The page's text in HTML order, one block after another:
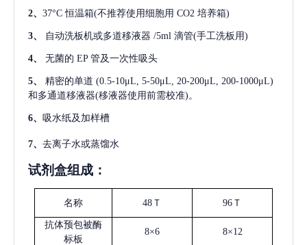
2、 37°C 恒温箱(不推荐使用细胞用 CO2 培养箱)
3、 自动洗板机或多道移液器 /5ml 滴管(手工洗板用)
4、 无菌的 EP 管及一次性吸头
5、 精密的单道 (0.5-10μL, 5-50μL, 20-200μL, 200-1000μL)
和多通道移液器(移液器使用前需校准)。
6、 吸水纸及加样槽
7、 去离子水或蒸馏水
试剂盒组成：
名称 48Ｔ 96Ｔ
抗体预包被酶
标板
8×6 8×12